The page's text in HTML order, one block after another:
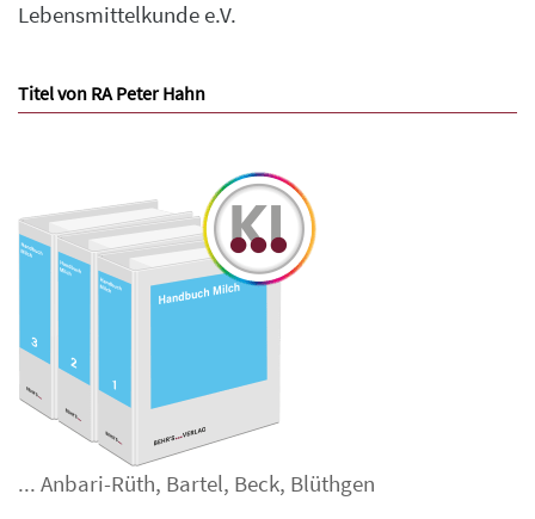
Lebensmittelkunde e.V.
Titel von RA Peter Hahn
... Anbari-Rüth, Bartel, Beck, Blüthgen